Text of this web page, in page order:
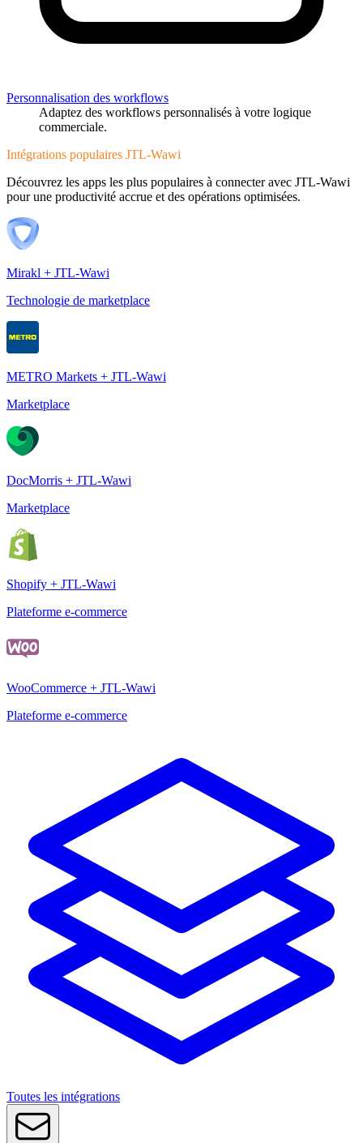
Personnalisation des workflows
Adaptez des workflows personnalisés à votre logique
commerciale.
Intégrations populaires JTL-Wawi
Découvrez les apps les plus populaires à connecter avec JTL-Wawi
pour une productivité accrue et des opérations optimisées.
Mirakl + JTL-Wawi
Technologie de marketplace
METRO Markets + JTL-Wawi
Marketplace
DocMorris + JTL-Wawi
Marketplace
Shopify + JTL-Wawi
Plateforme e-commerce
WooCommerce + JTL-Wawi
Plateforme e-commerce
Toutes les intégrations